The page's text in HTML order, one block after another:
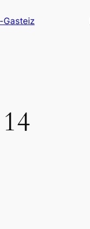
Gasteiz
14